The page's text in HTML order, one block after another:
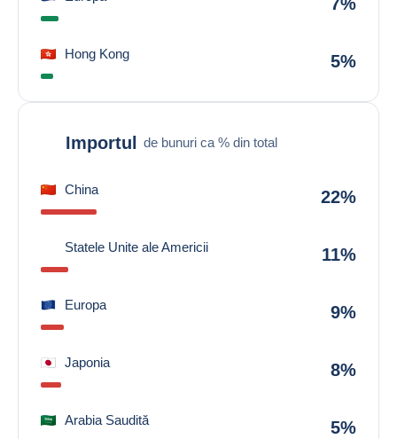
Hong Kong 5%
Importul de bunuri ca % din total
China 22%
Statele Unite ale Americii 11%
Europa 9%
Japonia 8%
Arabia Saudită 5%